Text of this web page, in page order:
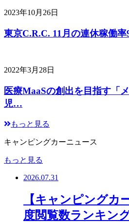
2023年10月26日
東京C.R.C. 11月の連休稼働
2022年3月28日
医療MaaSの創出を目指す「
児…
もっと見る
キャンピングカーニュース
もっと見る
2026.07.31
【キャンピングカ
度閲覧数ランキン